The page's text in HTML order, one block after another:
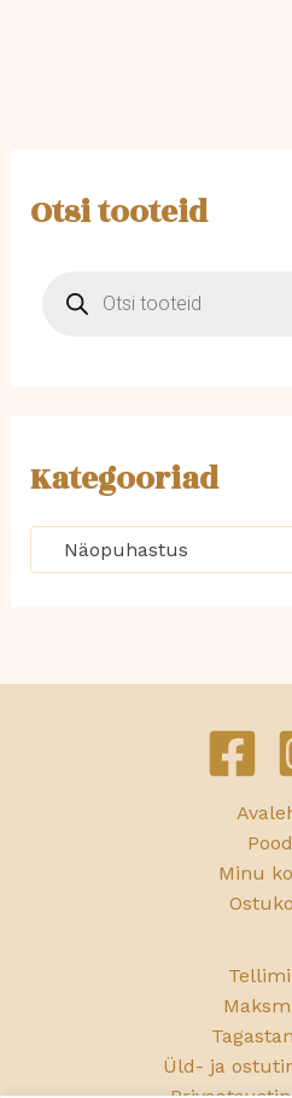
Otsi tooteid
e
Kategooriad
Näopuhastus
Pood
Minu
Üld- ja